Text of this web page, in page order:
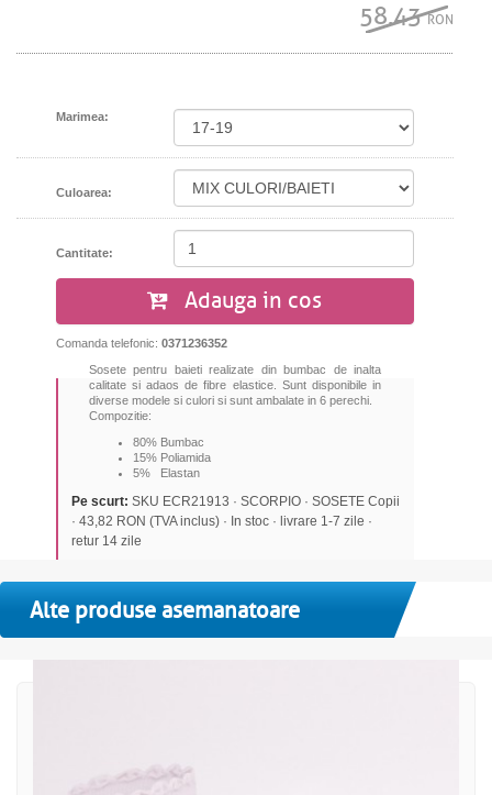
58.43RON
Marimea:
Culoarea:
Cantitate:
Adauga in cos
Comanda telefonic: 0371236352
Sosete pentru baieti realizate din bumbac de inalta
calitate si adaos de fibre elastice. Sunt disponibile in
diverse modele si culori si sunt ambalate in 6 perechi.
Compozitie:
80% Bumbac
15% Poliamida
5% Elastan
Pe scurt: SKU ECR21913 · SCORPIO · SOSETE Copii
· 43,82 RON (TVA inclus) · In stoc · livrare 1-7 zile ·
retur 14 zile
Alte produse asemanatoare